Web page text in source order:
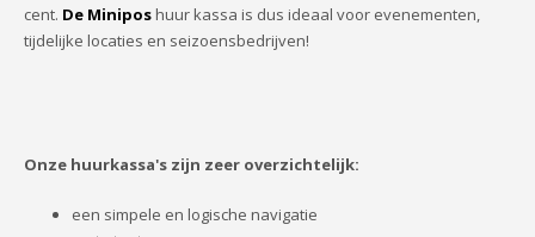
cent. De Miniposhuur kassa is dus ideaal voor evenementen,
tijdelijke locaties en seizoensbedrijven!
Onze huurkassa's zijn zeer overzichtelijk:
een simpele en logische navigatie